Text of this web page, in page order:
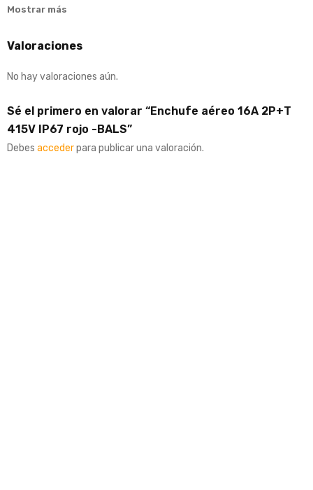
Mostrar más
Valoraciones
No hay valoraciones aún.
Sé el primero en valorar “Enchufe aéreo 16A 2P+T
415V IP67 rojo -BALS”
Debes accederpara publicar una valoración.